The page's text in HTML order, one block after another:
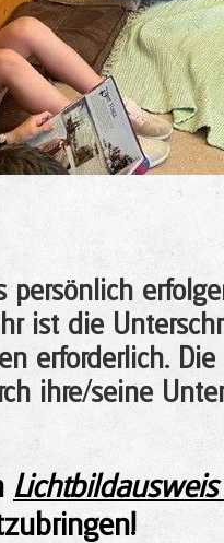
persönlich
ist die
erforderlich.
ihre/seine